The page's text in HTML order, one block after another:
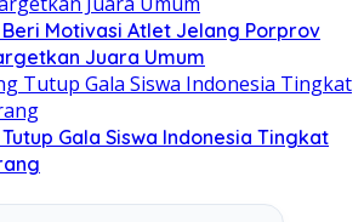
Motivasi Atlet Jelang Porprov
Juara Umum
Gala Siswa Indonesia Tingkat